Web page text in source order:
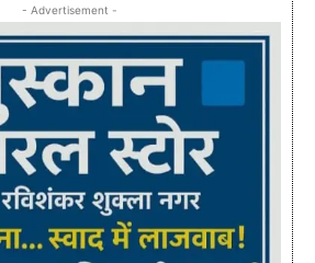
- Advertisement -